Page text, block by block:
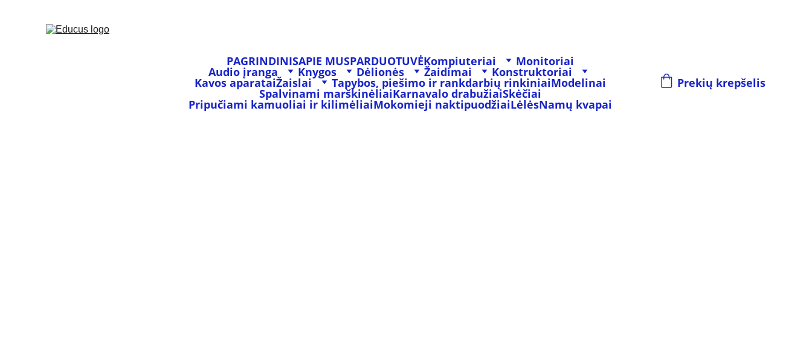
PAGRINDINISAPIE MUSPARDUOTUVĖKompiuteriai Monitoriai
Audio įranga Knygos Dėlionės Žaidimai Konstruktoriai
Kavos aparataiŽaislai Tapybos, piešimo ir rankdarbių rinkiniaiModelinai
Spalvinami marškinėliaiKarnavalo drabužiaiSkėčiai
Pripučiami kamuoliai ir kilimėliaiMokomieji naktipuodžiaiLėlėsNamų kvapai
Prekių krepšelis